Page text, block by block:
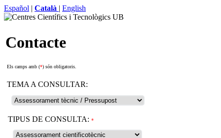
Español | Català | English
Contacte
Els camps amb (*) són obligatoris.
TEMA A CONSULTAR:
TIPUS DE CONSULTA: *